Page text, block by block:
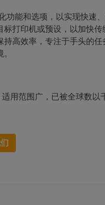
功能和选项，以实现快速
打印机或预设，以加快
高效率，专注于手头的
用范围广，已被全球数以